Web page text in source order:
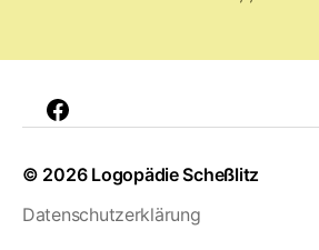
Facebook
© 2026 Logopädie Scheßlitz
Datenschutzerklärung